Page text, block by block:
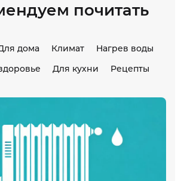
почитать
дома Климат
Нагрев воды
Для кухни Рецепты